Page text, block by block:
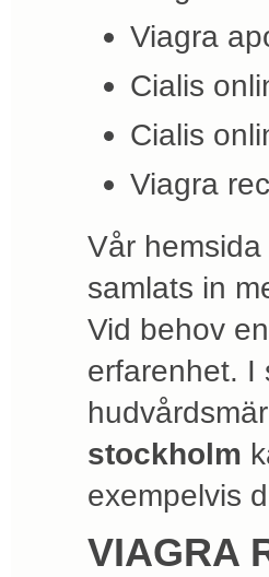
Viagra
Cialis
Cialis
Viagra
Vår
samlats in
Vid behov
erfarenhet. I
stockholm
exempelvis
VIAGRA